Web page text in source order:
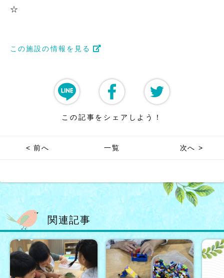
☆
この施設の情報を見る
この記事をシェアしよう！
< 前へ 一覧 次へ >
関連記事